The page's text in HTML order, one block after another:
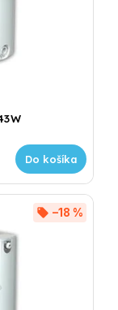
Do košíka
–18 %